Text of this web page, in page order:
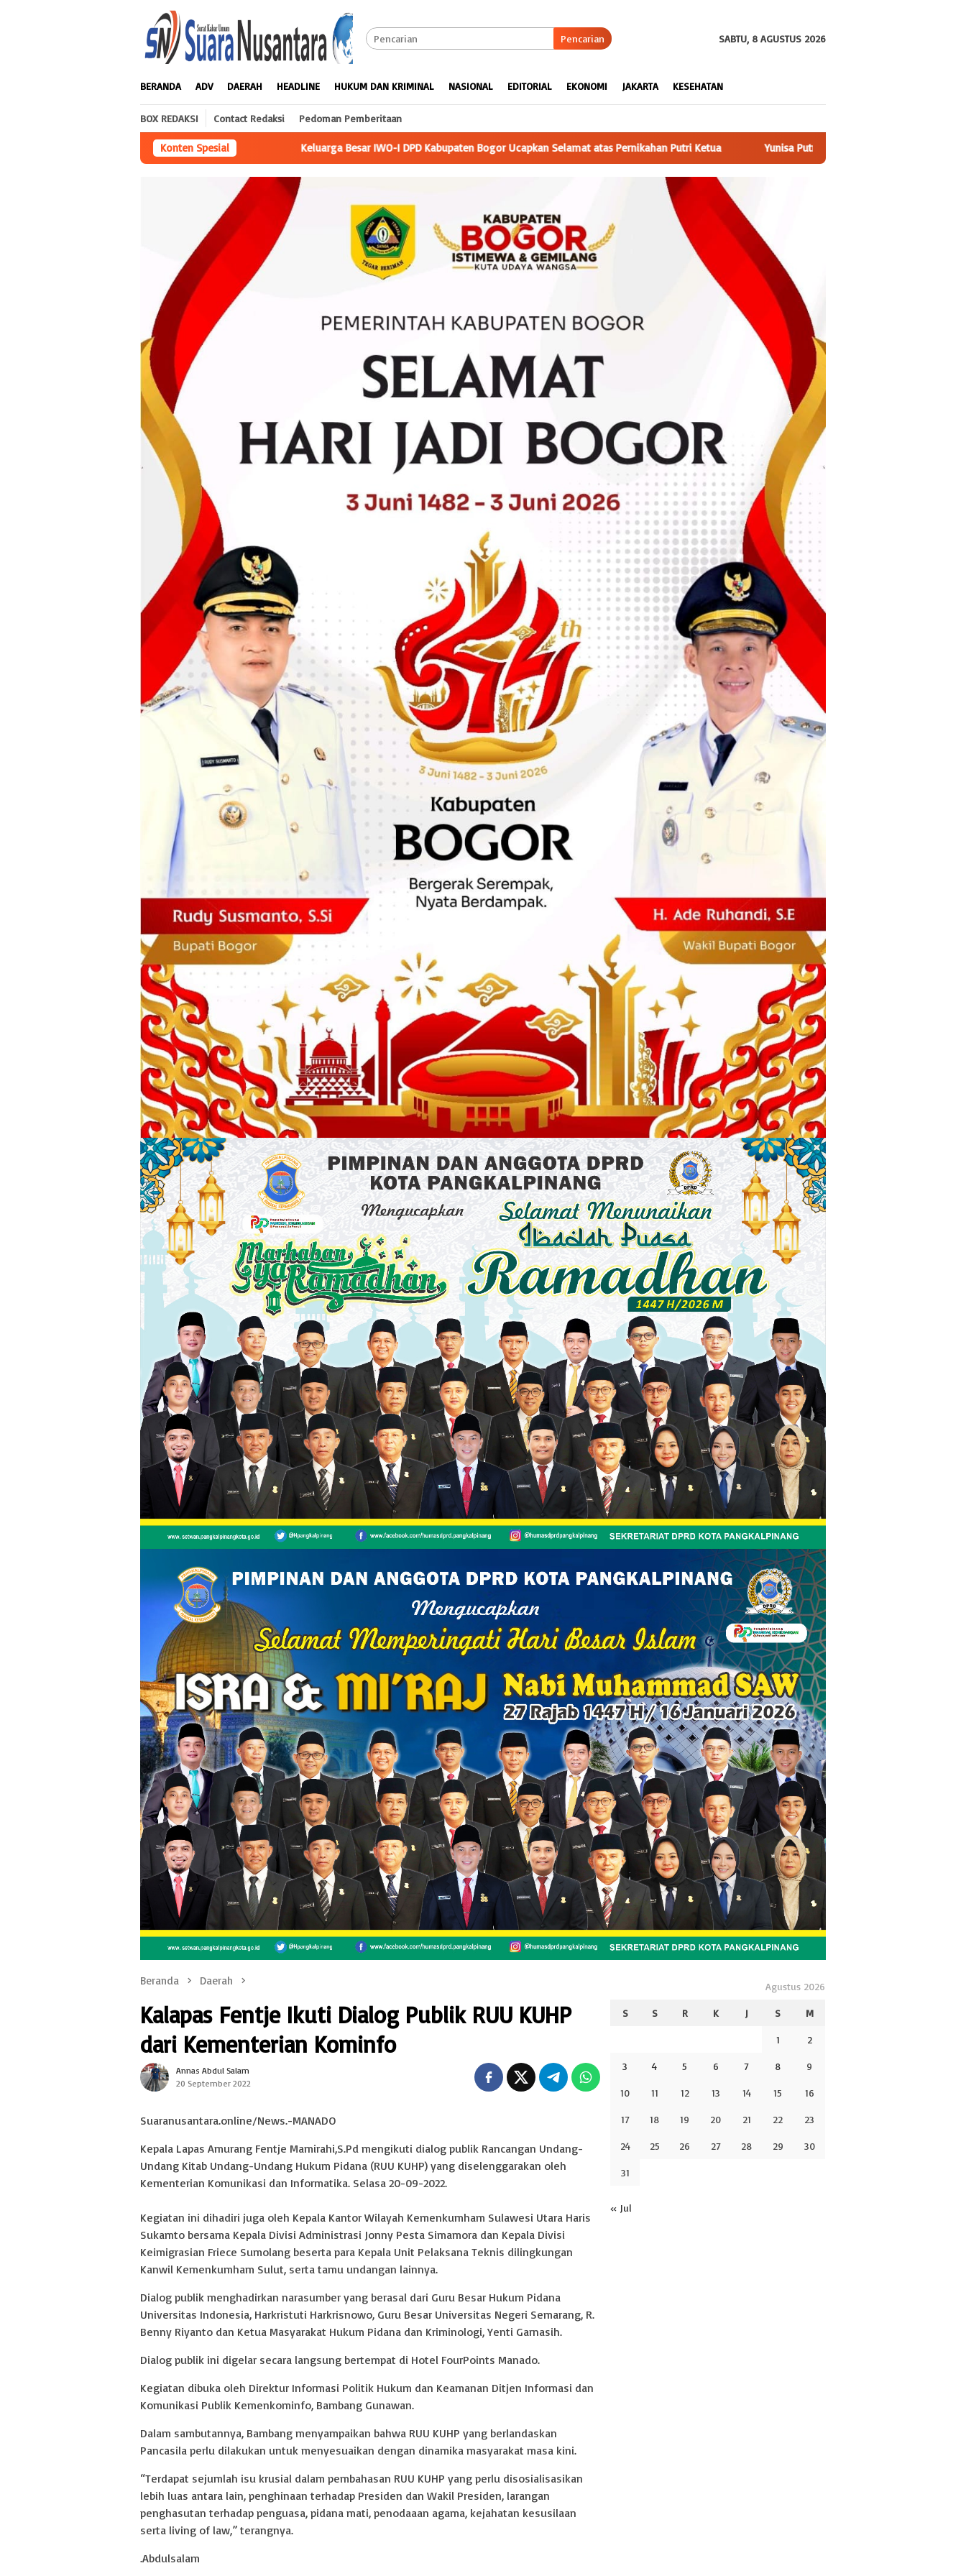
Pencarian SABTU, 8 AGUSTUS 2026
BERANDA ADV DAERAH HEADLINE HUKUM DAN KRIMINAL NASIONAL EDITORIAL EKONOMI JAKARTA KESEHATAN
BOX REDAKSI Contact Redaksi Pedoman Pemberitaan
Konten Spesial
Keluarga Besar IWO-I DPD Kabupaten Bogor Ucapkan Selamat atas Pernikahan Putri Ketua Yunisa Putra,Ketua YLPK PERARI Lampung Apresiasi Kinerja Penyidik Polres
Beranda Daerah
Kalapas Fentje Ikuti Dialog Publik RUU KUHP
dari Kementerian Kominfo
Annas Abdul Salam
20 September 2022
Suaranusantara.online/News.-MANADO
Kepala Lapas Amurang Fentje Mamirahi,S.Pd mengikuti dialog publik Rancangan Undang-
Undang Kitab Undang-Undang Hukum Pidana (RUU KUHP) yang diselenggarakan oleh
Kementerian Komunikasi dan Informatika. Selasa 20-09-2022.
Kegiatan ini dihadiri juga oleh Kepala Kantor Wilayah Kemenkumham Sulawesi Utara Haris
Sukamto bersama Kepala Divisi Administrasi Jonny Pesta Simamora dan Kepala Divisi
Keimigrasian Friece Sumolang beserta para Kepala Unit Pelaksana Teknis dilingkungan
Kanwil Kemenkumham Sulut, serta tamu undangan lainnya.
Dialog publik menghadirkan narasumber yang berasal dari Guru Besar Hukum Pidana
Universitas Indonesia, Harkristuti Harkrisnowo, Guru Besar Universitas Negeri Semarang, R.
Benny Riyanto dan Ketua Masyarakat Hukum Pidana dan Kriminologi, Yenti Garnasih.
Dialog publik ini digelar secara langsung bertempat di Hotel FourPoints Manado.
Kegiatan dibuka oleh Direktur Informasi Politik Hukum dan Keamanan Ditjen Informasi dan
Komunikasi Publik Kemenkominfo, Bambang Gunawan.
Dalam sambutannya, Bambang menyampaikan bahwa RUU KUHP yang berlandaskan
Pancasila perlu dilakukan untuk menyesuaikan dengan dinamika masyarakat masa kini.
“Terdapat sejumlah isu krusial dalam pembahasan RUU KUHP yang perlu disosialisasikan
lebih luas antara lain, penghinaan terhadap Presiden dan Wakil Presiden, larangan
penghasutan terhadap penguasa, pidana mati, penodaaan agama, kejahatan kesusilaan
serta living of law,” terangnya.
.Abdulsalam
Agustus 2026
S S R K J S M
1 2
3 4 5 6 7 8 9
10 11 12 13 14 15 16
17 18 19 20 21 22 23
24 25 26 27 28 29 30
31
« Jul